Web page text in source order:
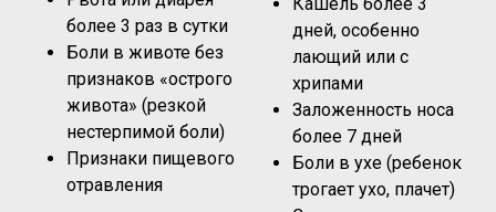
более 3 раз в сутки
Боли в животе без
признаков «острого
живота» (резкой
нестерпимой боли)
Признаки пищевого
отравления
дней, особенно
лающий или с
хрипами
Заложенность носа
более 7 дней
Боли в ухе (ребенок
трогает ухо, плачет)